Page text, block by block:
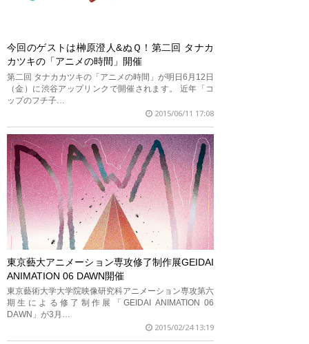
今回のゲストは榊原澄人&ぬＱ！第二回 タナカ
カツキの「アニメの時間」開催
第二回 タナカカツキの「アニメの時間」が明日6月12日
（金）に渋谷アップリンクで開催されます。 近年「コ
ップのフチ子…
2015/06/11 17:08
東京藝大アニメーション専攻修了制作展GEIDAI
ANIMATION 06 DAWN開催
東京藝術大学大学院映像研究科アニメーション専攻第六
期生による修了制作展「GEIDAI ANIMATION 06
DAWN」が3月…
2015/02/24 13:19